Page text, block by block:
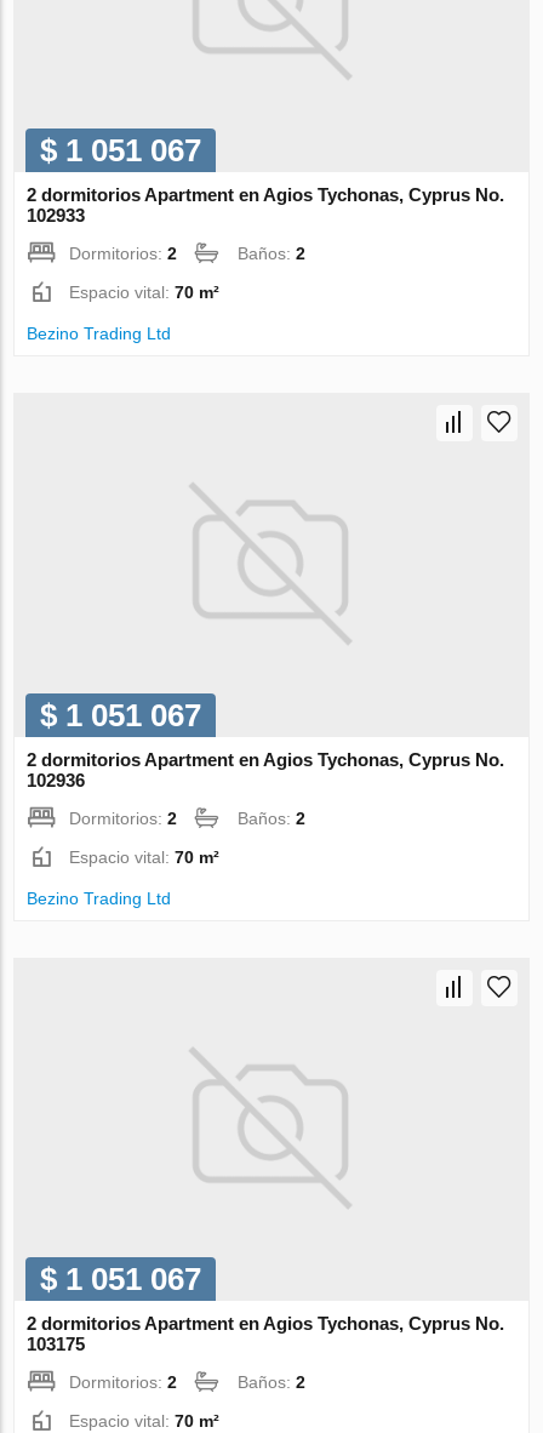
$ 1 051 067
2 dormitorios Apartment en Agios Tychonas, Cyprus No.
102933
Dormitorios:2 Baños:2
Espacio vital:70 m²
Bezino Trading Ltd
$ 1 051 067
2 dormitorios Apartment en Agios Tychonas, Cyprus No.
102936
Dormitorios:2 Baños:2
Espacio vital:70 m²
Bezino Trading Ltd
$ 1 051 067
2 dormitorios Apartment en Agios Tychonas, Cyprus No.
103175
Dormitorios:2 Baños:2
Espacio vital:70 m²